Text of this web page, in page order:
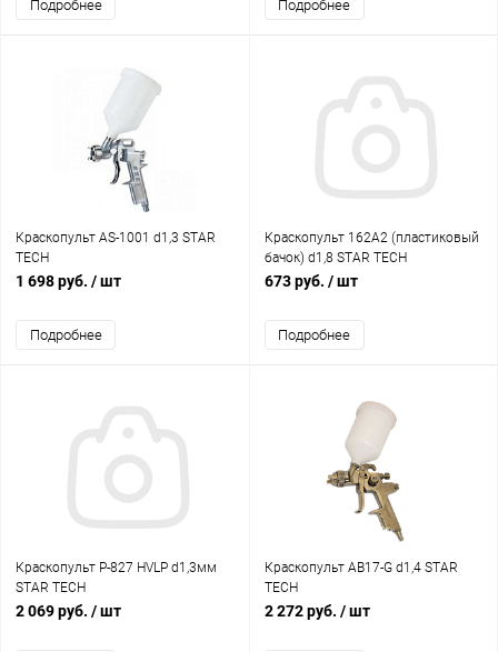
Подробнее Подробнее
Краскопульт AS-1001 d1,3 STAR
TECH
1 698 руб. / шт
Подробнее
Краскопульт 162A2 (пластиковый
бачок) d1,8 STAR TECH
673 руб. / шт
Подробнее
Краскопульт P-827 HVLP d1,3мм
STAR TECH
2 069 руб. / шт
Краскопульт AB17-G d1,4 STAR
TECH
2 272 руб. / шт